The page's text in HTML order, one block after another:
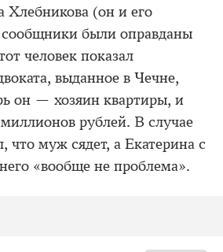
Хлебникова (он и его
были оправданы
человек показал
выданное в Чечне,
он — хозяин квартиры, и
рублей. В случае
что муж сядет, а Екатерина с
«вообще не проблема».